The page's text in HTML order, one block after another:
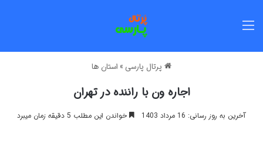
پرتال پارسی » استان ها
اجاره ون با راننده در تهران
آخرین به روز رسانی: 16 مرداد 1403 خواندن این مطلب 5 دقیقه زمان میبرد